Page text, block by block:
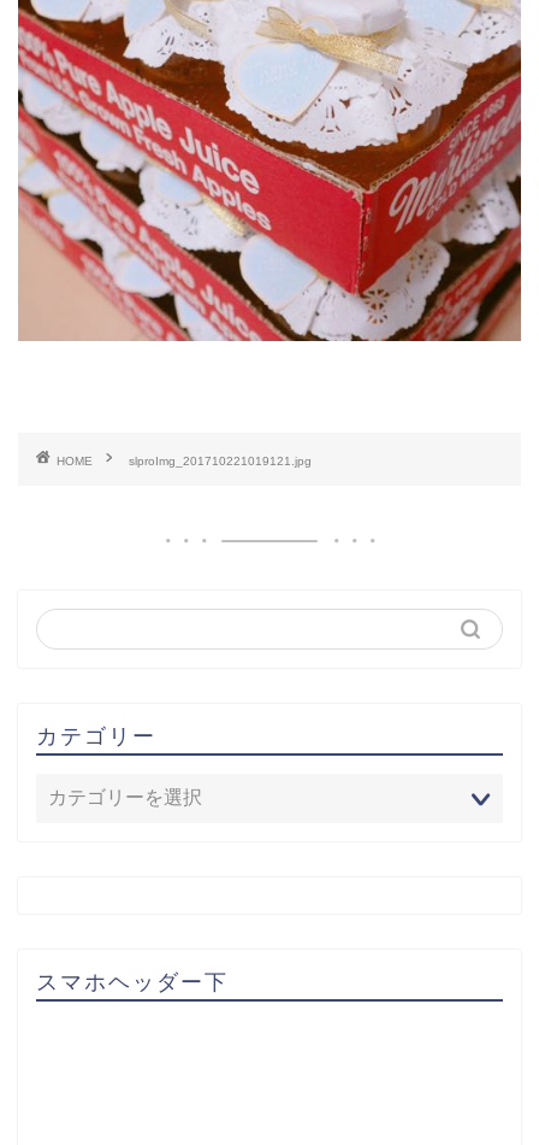
HOME slproImg_201710221019121.jpg
カテゴリー
スマホヘッダー下